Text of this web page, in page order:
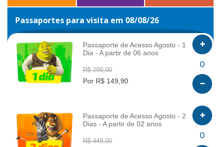
Passaportes para visita em 08/08/26
INFO
Passaporte de Acesso Agosto - 1
Dia - A partir de 06 anos
R$ 299,00
Por R$ 149,90
0
INFO
Passaporte de Acesso Agosto - 2
Dias - A partir de 02 anos
R$ 449,00
0